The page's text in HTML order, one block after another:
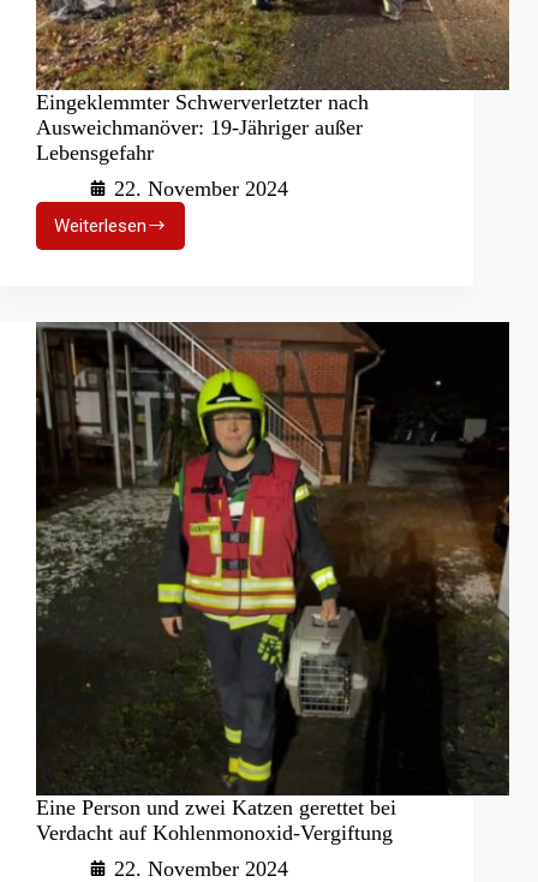
Eingeklemmter Schwerverletzter nach
Ausweichmanöver: 19-Jähriger außer
Lebensgefahr
22. November 2024
WeiterlesenEingeklemmter
Schwerverletzter
19-
Jähriger
außer
Lebensgefahr
Eine Person und zwei Katzen gerettet bei
Verdacht auf Kohlenmonoxid-Vergiftung
22. November 2024